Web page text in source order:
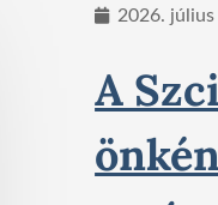
2026. július
A